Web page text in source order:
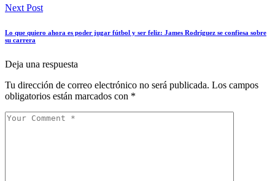
Next Post
Lo que quiero ahora es poder jugar fútbol y ser feliz: James Rodríguez se confiesa sobre
su carrera
Deja una respuesta
Tu dirección de correo electrónico no será publicada. Los campos
obligatorios están marcados con *